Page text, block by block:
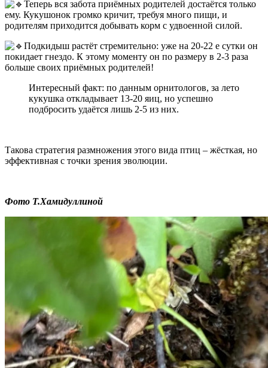
Теперь вся забота приёмных родителей достаётся только
ему. Кукушонок громко кричит, требуя много пищи, и
родителям приходится добывать корм с удвоенной силой.
Подкидыш растёт стремительно: уже на 20-22 е сутки он
покидает гнездо. К этому моменту он по размеру в 2-3 раза
больше своих приёмных родителей!
Интересный факт: по данным орнитологов, за лето
кукушка откладывает 13-20 яиц, но успешно
подбросить удаётся лишь 2-5 из них.
Такова стратегия размножения этого вида птиц – жёсткая, но
эффективная с точки зрения эволюции.
Фото Т.Хамидуллиной